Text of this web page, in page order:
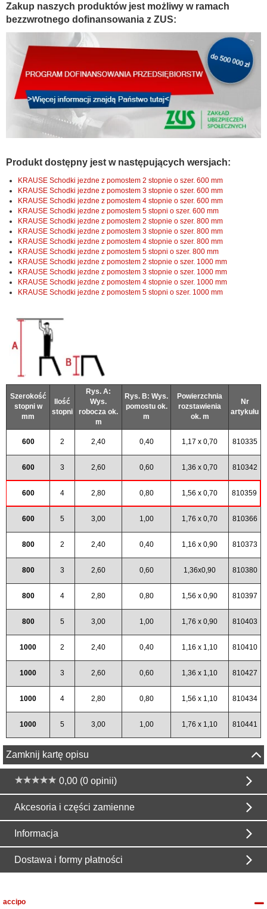
Zakup naszych produktów jest możliwy w ramach
bezzwrotnego dofinansowania z ZUS:
Produkt dostępny jest w następujących wersjach:
KRAUSE Schodki jezdne z pomostem 2 stopnie o szer. 600 mm
KRAUSE Schodki jezdne z pomostem 3 stopnie o szer. 600 mm
KRAUSE Schodki jezdne z pomostem 4 stopnie o szer. 600 mm
KRAUSE Schodki jezdne z pomostem 5 stopni o szer. 600 mm
KRAUSE Schodki jezdne z pomostem 2 stopnie o szer. 800 mm
KRAUSE Schodki jezdne z pomostem 3 stopnie o szer. 800 mm
KRAUSE Schodki jezdne z pomostem 4 stopnie o szer. 800 mm
KRAUSE Schodki jezdne z pomostem 5 stopni o szer. 800 mm
KRAUSE Schodki jezdne z pomostem 2 stopnie o szer. 1000 mm
KRAUSE Schodki jezdne z pomostem 3 stopnie o szer. 1000 mm
KRAUSE Schodki jezdne z pomostem 4 stopnie o szer. 1000 mm
KRAUSE Schodki jezdne z pomostem 5 stopni o szer. 1000 mm
Szerokość
stopni w
mm
Ilość
stopni
Rys. A:
Wys.
robocza ok.
m
Rys. B: Wys.
pomostu ok.
m
Powierzchnia
rozstawienia
ok. m
Nr
artykułu
600 2 2,40 0,40 1,17 x 0,70 810335
600 3 2,60 0,60 1,36 x 0,70 810342
600 4 2,80 0,80 1,56 x 0,70 810359
600 5 3,00 1,00 1,76 x 0,70 810366
800 2 2,40 0,40 1,16 x 0,90 810373
800 3 2,60 0,60 1,36x0,90 810380
800 4 2,80 0,80 1,56 x 0,90 810397
800 5 3,00 1,00 1,76 x 0,90 810403
1000 2 2,40 0,40 1,16 x 1,10 810410
1000 3 2,60 0,60 1,36 x 1,10 810427
1000 4 2,80 0,80 1,56 x 1,10 810434
1000 5 3,00 1,00 1,76 x 1,10 810441
Zamknij kartę opisu
0,00 (0 opinii)
Akcesoria i części zamienne
Informacja
Dostawa i formy płatności
accipo